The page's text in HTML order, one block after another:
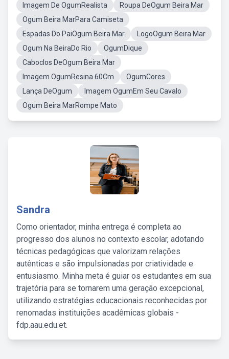
Imagem De OgumRealista
Roupa DeOgum Beira Mar
Ogum Beira MarPara Camiseta
Espadas Do PaiOgum Beira Mar
LogoOgum Beira Mar
Ogum Na BeiraDo Rio
OgumDique
Caboclos DeOgum Beira Mar
Imagem OgumResina 60Cm
OgumCores
Lança DeOgum
Imagem OgumEm Seu Cavalo
Ogum Beira MarRompe Mato
Sandra
Como orientador, minha entrega é completa ao
progresso dos alunos no contexto escolar, adotando
técnicas pedagógicas que valorizam relações
autênticas e são impulsionadas por criatividade e
entusiasmo. Minha meta é guiar os estudantes em sua
trajetória para se tornarem uma geração excepcional,
utilizando estratégias educacionais reconhecidas por
renomadas instituições acadêmicas globais -
fdp.aau.edu.et.